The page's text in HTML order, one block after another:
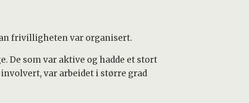
frivilligheten var organisert.
De som var aktive og hadde et stort
var arbeidet i større grad